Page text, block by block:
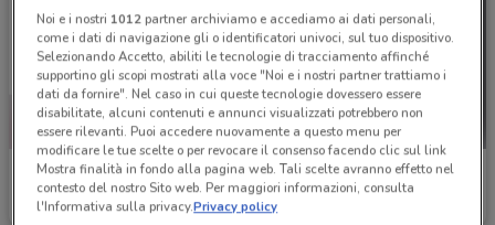
Arredissima
Scade il 31/08 1.6 km
Emu
Scade il 31/12
Noi e i nostri 1012partner archiviamo e accediamo ai dati personali,
come i dati di navigazione gli o identificatori univoci, sul tuo dispositivo.
Selezionando Accetto, abiliti le tecnologie di tracciamento affinché
supportino gli scopi mostrati alla voce "Noi e i nostri partner trattiamo i
dati da fornire". Nel caso in cui queste tecnologie dovessero essere
disabilitate, alcuni contenuti e annunci visualizzati potrebbero non
essere rilevanti. Puoi accedere nuovamente a questo menu per
modificare le tue scelte o per revocare il consenso facendo clic sul link
Mostra finalità in fondo alla pagina web. Tali scelte avranno effetto nel
contesto del nostro Sito web. Per maggiori informazioni, consulta
l'Informativa sulla privacy.Privacy policy